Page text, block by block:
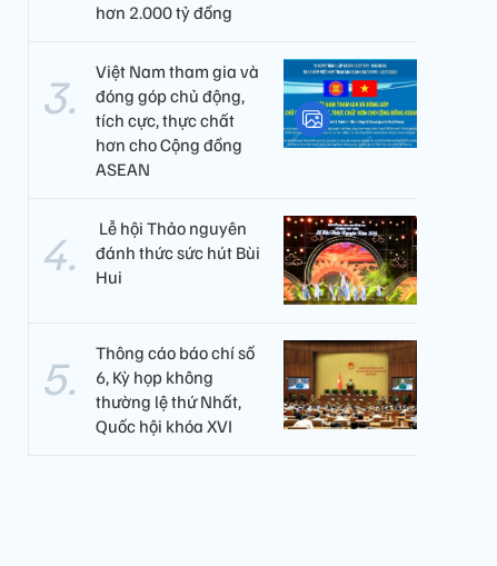
hơn 2.000 tỷ đồng
Việt Nam tham gia và
đóng góp chủ động,
tích cực, thực chất
hơn cho Cộng đồng
ASEAN
​ Lễ hội Thảo nguyên
đánh thức sức hút Bùi
Hui
Thông cáo báo chí số
6, Kỳ họp không
thường lệ thứ Nhất,
Quốc hội khóa XVI